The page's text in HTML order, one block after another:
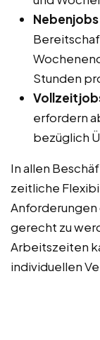
Nebenjobs
Stunden
erfordern
bezüglich
In allen
zeitliche
gerecht zu
Arbeitszeiten
individuellen